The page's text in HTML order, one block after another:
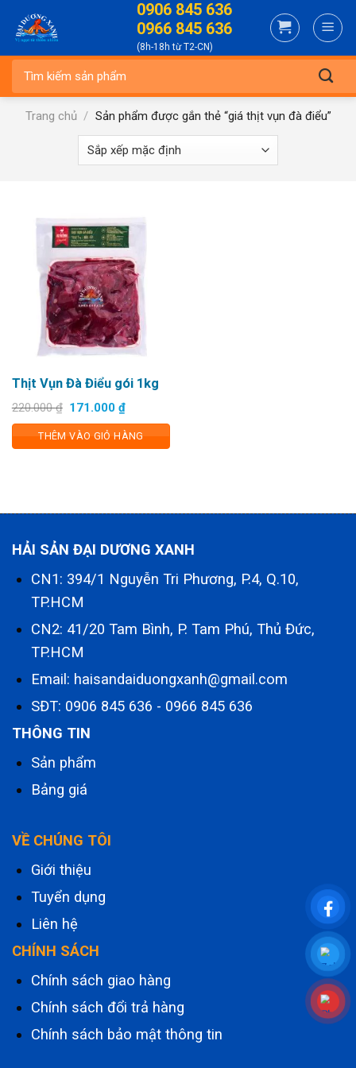
content
0906 845 636
0966 845 636
(8h-18h từ T2-CN)
Trang chủ / Sản phẩm được gắn thẻ “giá thịt vụn đà điểu”
Thịt Vụn Đà Điểu gói 1kg
220.000₫ Giá
là:
220.000 ₫.
171.000₫Giá
tại
là:
171.000 ₫.
THÊM VÀO GIỎ HÀNG
HẢI SẢN ĐẠI DƯƠNG XANH
CN1: 394/1 Nguyễn Tri Phương, P.4, Q.10,
TP.HCM
CN2: 41/20 Tam Bình, P. Tam Phú, Thủ Đức,
TP.HCM
Email: haisandaiduongxanh@gmail.com
SĐT: 0906 845 636 - 0966 845 636
THÔNG TIN
Sản phẩm
Bảng giá
VỀ CHÚNG TÔI
Giới thiệu
Tuyển dụng
Liên hệ
CHÍNH SÁCH
Chính sách giao hàng
Chính sách đổi trả hàng
Chính sách bảo mật thông tin